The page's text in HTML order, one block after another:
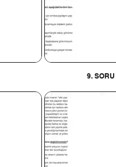
9. SORU